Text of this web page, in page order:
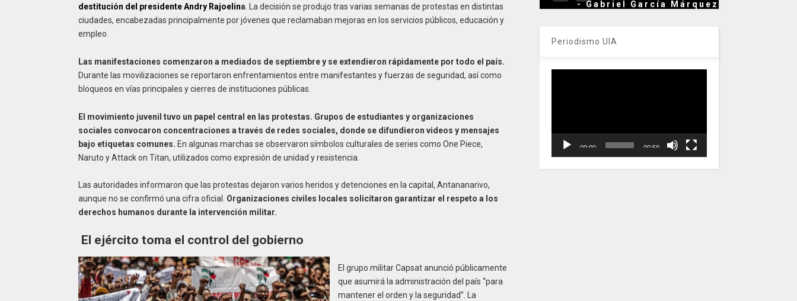
destitución del presidente Andry Rajoelina . La decisión se produjo tras varias semanas de protestas en distintas
ciudades, encabezadas principalmente por jóvenes que reclamaban mejoras en los servicios públicos, educación y
empleo.
Las manifestaciones comenzaron a mediados de septiembre y se extendieron rápidamente por todo el país.
Durante las movilizaciones se reportaron enfrentamientos entre manifestantes y fuerzas de seguridad, así como
bloqueos en vías principales y cierres de instituciones públicas.
El movimiento juvenil tuvo un papel central en las protestas. Grupos de estudiantes y organizaciones
sociales convocaron concentraciones a través de redes sociales, donde se difundieron videos y mensajes
bajo etiquetas comunes. En algunas marchas se observaron símbolos culturales de series como One Piece,
Naruto y Attack on Titan, utilizados como expresión de unidad y resistencia.
Las autoridades informaron que las protestas dejaron varios heridos y detenciones en la capital, Antananarivo,
aunque no se confirmó una cifra oficial. Organizaciones civiles locales solicitaron garantizar el respeto a los
derechos humanos durante la intervención militar.
El ejército toma el control del gobierno
El grupo militar Capsat anunció públicamente
que asumirá la administración del país “para
mantener el orden y la seguridad”.
La
- Gabriel García Márquez
Periodismo UIA
00:00 00:59